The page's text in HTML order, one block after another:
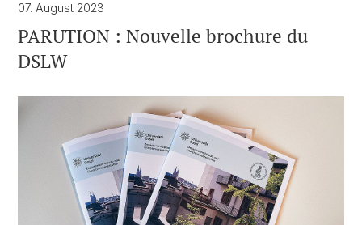
07. August 2023
PARUTION : Nouvelle brochure du
DSLW